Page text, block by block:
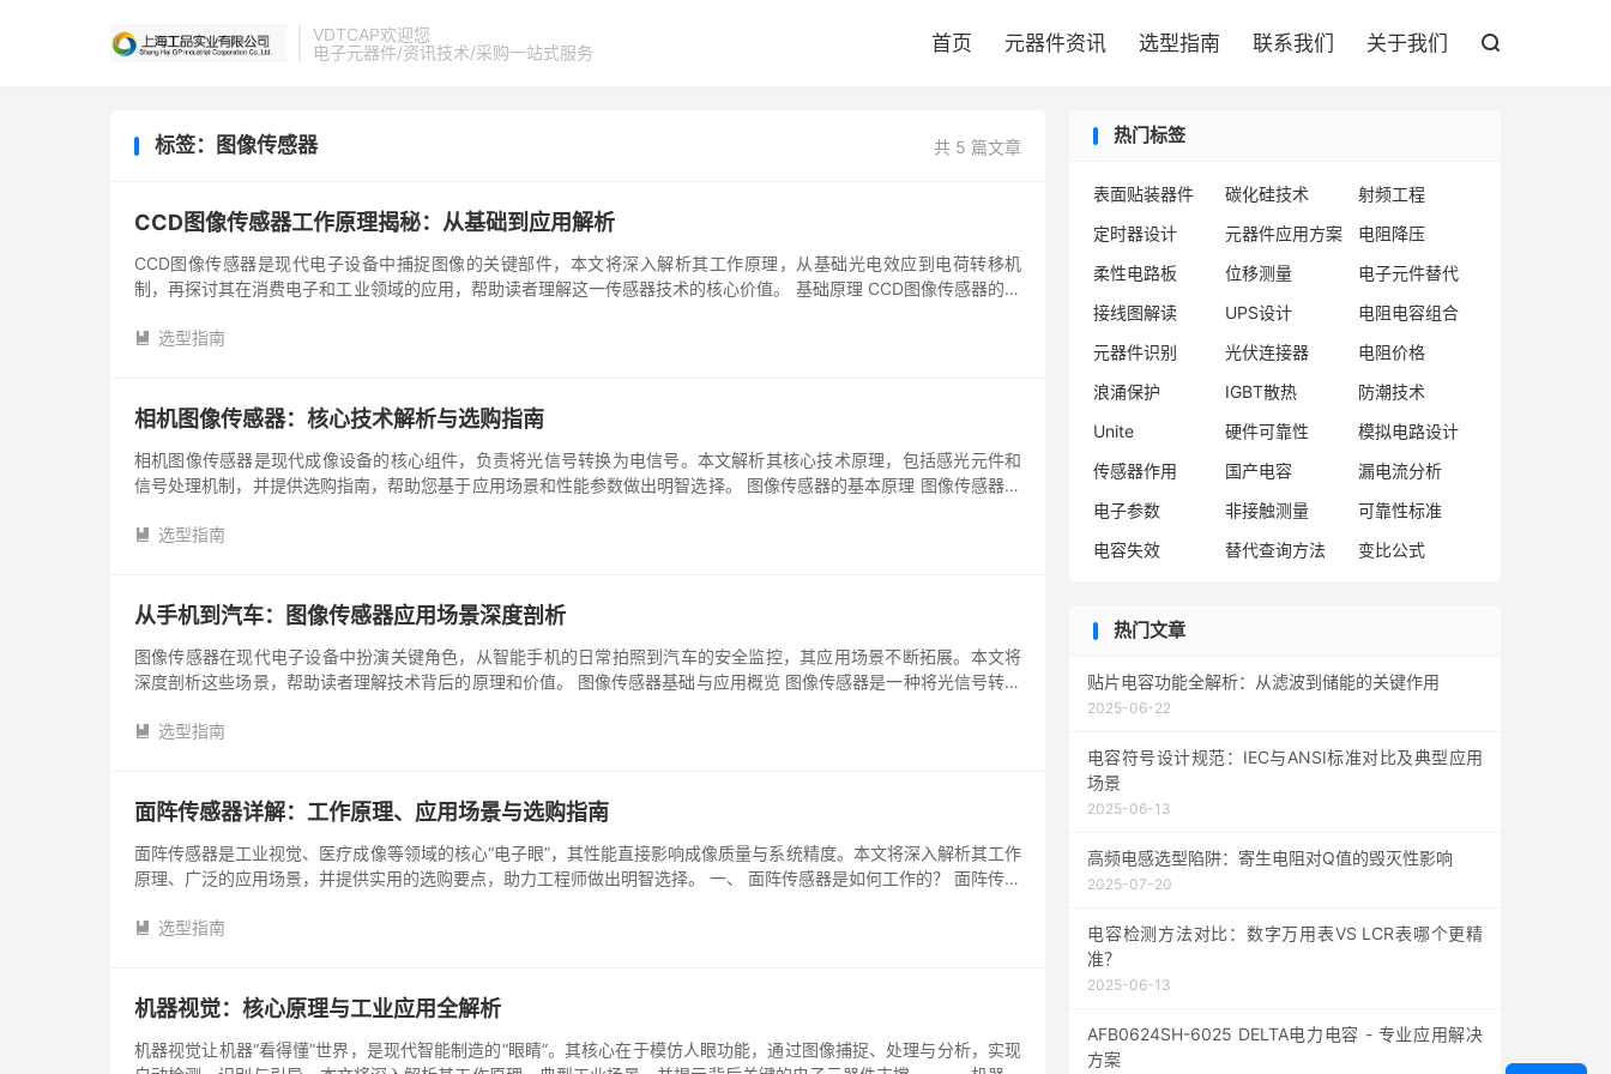
VDTCAP欢迎您
电子元器件/资讯技术/采购一站式服务
首页 元器件资讯 选型指南 联系我们 关于我们 
共 5 篇文章
标签：图像传感器
CCD图像传感器工作原理揭秘：从基础到应用解析
CCD图像传感器是现代电子设备中捕捉图像的关键部件，本文将深入解析其工作原理，从基础光电效应到电荷转移机
制，再探讨其在消费电子和工业领域的应用，帮助读者理解这一传感器技术的核心价值。 基础原理 CCD图像传感器的核
 选型指南
相机图像传感器：核心技术解析与选购指南
相机图像传感器是现代成像设备的核心组件，负责将光信号转换为电信号。本文解析其核心技术原理，包括感光元件和
信号处理机制，并提供选购指南，帮助您基于应用场景和性能参数做出明智选择。 图像传感器的基本原理 图像传感器通
 选型指南
从手机到汽车：图像传感器应用场景深度剖析
图像传感器在现代电子设备中扮演关键角色，从智能手机的日常拍照到汽车的安全监控，其应用场景不断拓展。本文将
深度剖析这些场景，帮助读者理解技术背后的原理和价值。 图像传感器基础与应用概览 图像传感器是一种将光信号转换
 选型指南
面阵传感器详解：工作原理、应用场景与选购指南
面阵传感器是工业视觉、医疗成像等领域的核心“电子眼”，其性能直接影响成像质量与系统精度。本文将深入解析其工作
原理、广泛的应用场景，并提供实用的选购要点，助力工程师做出明智选择。 一、 面阵传感器是如何工作的？ 面阵传感
 选型指南
机器视觉：核心原理与工业应用全解析
机器视觉让机器“看得懂”世界，是现代智能制造的“眼睛”。其核心在于模仿人眼功能，通过图像捕捉、处理与分析，实现
热门标签
表面贴装器件 碳化硅技术
射频工程
定时器设计
元器件应用方案
电阻降压
柔性电路板
位移测量
电子元件替代
接线图解读
UPS设计
电阻电容组合
元器件识别
光伏连接器
电阻价格
浪涌保护
IGBT散热
防潮技术
Unite
硬件可靠性
模拟电路设计
传感器作用
国产电容
漏电流分析
电子参数
非接触测量
可靠性标准
电容失效
替代查询方法 变比公式
热门文章
贴片电容功能全解析：从滤波到储能的关键作用
2025-06-22
电容符号设计规范：IEC与ANSI标准对比及典型应用
场景
2025-06-13
高频电感选型陷阱：寄生电阻对Q值的毁灭性影响
2025-07-20
电容检测方法对比：数字万用表VS LCR表哪个更精
准？
2025-06-13
AFB0624SH-6025 DELTA电力电容 - 专业应用解决
方案